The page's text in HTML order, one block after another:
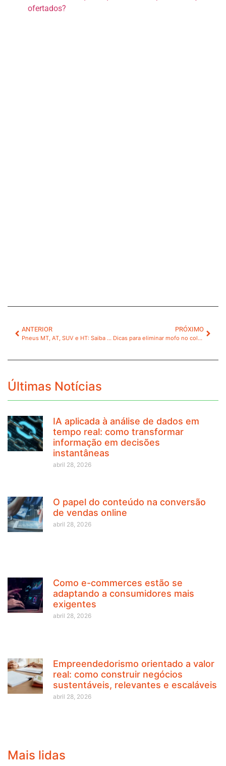
ofertados?
ANTERIOR
Pneus MT, AT, SUV e HT: Saiba o que são e quais as diferenças
PRÓXIMO
Dicas para eliminar mofo no colchão de maneira eficiente
Últimas Notícias
IA aplicada à análise de dados em
tempo real: como transformar
informação em decisões
instantâneas
abril 28, 2026
O papel do conteúdo na conversão
de vendas online
abril 28, 2026
Como e-commerces estão se
adaptando a consumidores mais
exigentes
abril 28, 2026
Empreendedorismo orientado a valor
real: como construir negócios
sustentáveis, relevantes e escaláveis
abril 28, 2026
Mais lidas